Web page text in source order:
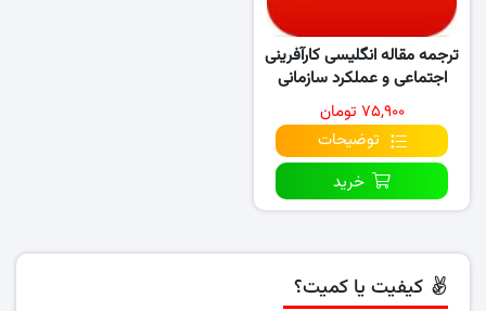
ترجمه مقاله انگلیسی کارآفرینی
اجتماعی و عملکرد سازمانی
(۲۰۱۹)
۷۵,۹۰۰ تومان
توضیحات
خرید
کیفیت یا کمیت؟